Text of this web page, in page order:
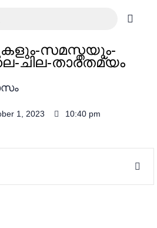
സമസ്തയും-
ചില-താരതമ്യം
1, 2023 10:40 pm